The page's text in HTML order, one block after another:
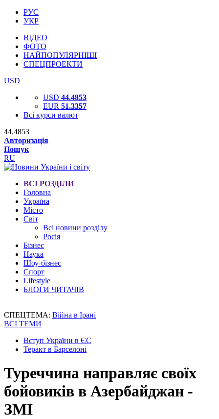
РУС
УКР
ВІДЕО
ФОТО
НАЙПОПУЛЯРНІШІ
СПЕЦПРОЕКТИ
USD
USD 44.4853
EUR 51.3357
Всі курси валют
44.4853
Авторизація
Пошук
RU
ВСІ РОЗДІЛИ
Головна
Україна
Місто
Світ
Всі новини розділу
Росія
Бізнес
Наука
Шоу-бізнес
Спорт
Lifestyle
БЛОГИ ЧИТАЧІВ
СПЕЦТЕМА: Війна в Ірані
ВСІ ТЕМИ
Вступ України в ЄС
Теракт в Барселоні
Туреччина направляє своїх
бойовиків в Азербайджан -
ЗМІ